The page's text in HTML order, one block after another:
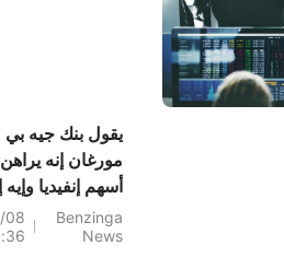
يقول بنك جيه بي
مورغان إنه
أسهم إنفيديا وإيه
دي، لكن مورغان
ستانلي يدعم
Benzinga
News
08